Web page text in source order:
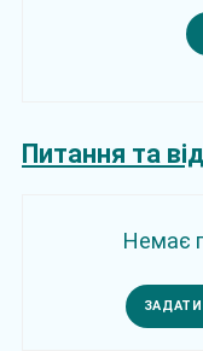
Питання та
Немає